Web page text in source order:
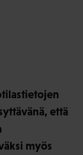
että
myös